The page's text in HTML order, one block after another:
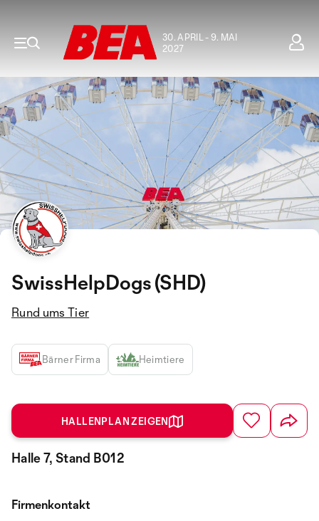
30. APRIL - 9. MAI
2027
SwissHelpDogs (SHD)
Rund ums Tier
Bärner Firma Heimtiere
HALLENPLAN ZEIGEN
Halle 7, Stand B012
Firmenkontakt